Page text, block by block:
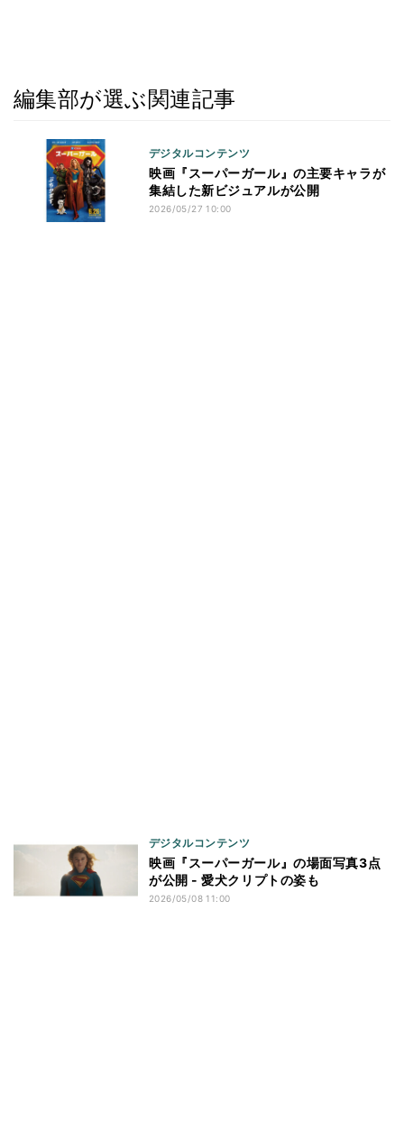
編集部が選ぶ関連記事
デジタルコンテンツ
映画『スーパーガール』の主要キャラが
集結した新ビジュアルが公開
2026/05/27 10:00
デジタルコンテンツ
映画『スーパーガール』の場面写真3点
が公開 - 愛犬クリプトの姿も
2026/05/08 11:00